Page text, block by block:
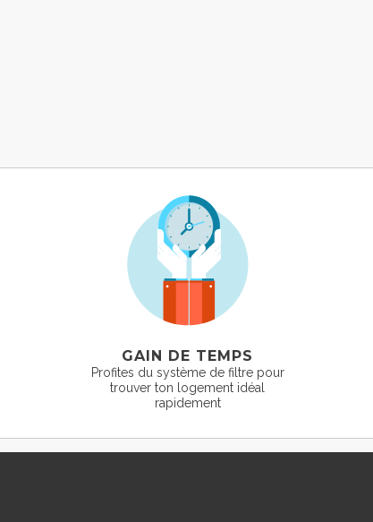
GAIN DE TEMPS
Profites du système de filtre pour
trouver ton logement idéal
rapidement